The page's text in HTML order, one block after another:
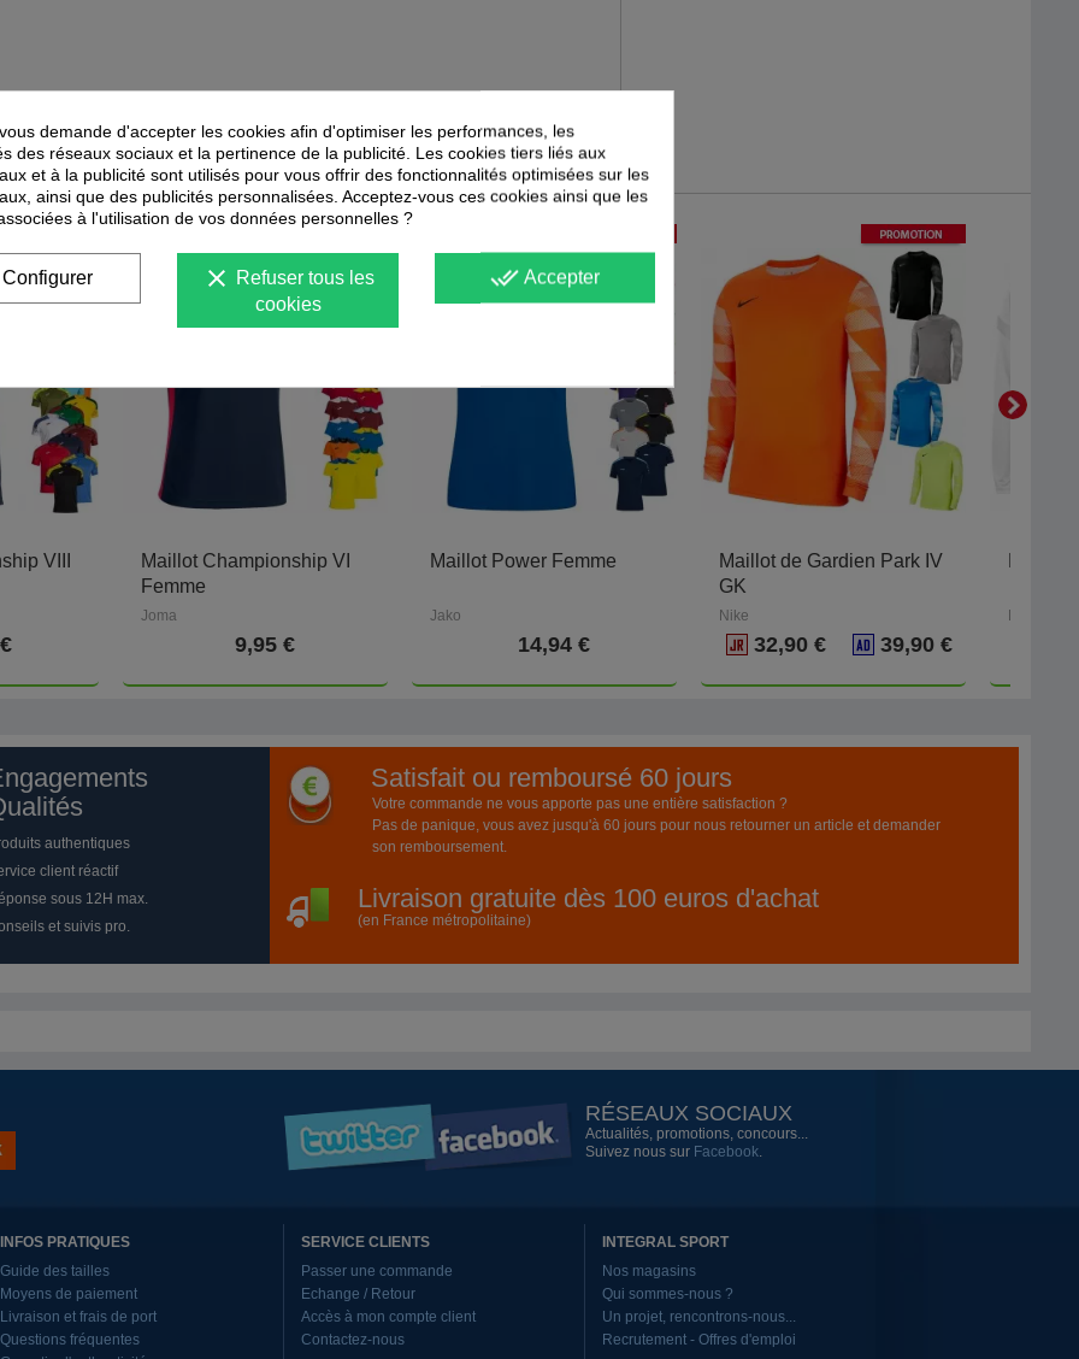
ÉGALEMENT VOUS INTÉRESSER
-40%
VIII
-50%
Maillot Championship VI
Femme
Joma
9,95 €
Maillot Power Femme
Jako
14,94 €
PROMOTION
-40%
Maillot de Gardien Park IV
GK
Nike
32,90 € 39,90 €
authentiques
client réactif
sous 12H max.
et suivis pro.
Satisfait ou remboursé 60 jours
Votre commande ne vous apporte pas une entière satisfaction ?
Pas de panique, vous avez jusqu'à 60 jours pour nous retourner un article et demander
son remboursement.
Livraison gratuite dès 100 euros d'achat
(en France métropolitaine)
RÉSEAUX SOCIAUX
Actualités, promotions, concours...
Suivez nous sur Facebook.
INFOS PRATIQUES
Guide des tailles
Moyens de paiement
Livraison et frais de port
Questions fréquentes
SERVICE CLIENTS
Passer une commande
Echange / Retour
Accès à mon compte client
Contactez-nous
INTEGRAL SPORT
Nos magasins
Qui sommes-nous ?
Un projet, rencontrons-nous...
Recrutement - Offres d'emploi
demande d'accepter les cookies afin d'optimiser les performances, les
des réseaux sociaux et la pertinence de la publicité. Les cookies tiers liés aux
et à la publicité sont utilisés pour vous offrir des fonctionnalités optimisées sur les
ainsi que des publicités personnalisées. Acceptez-vous ces cookies ainsi que les
à l'utilisation de vos données personnelles ?
done_all Accepter
clear Refuser tous les
cookies
Configurer